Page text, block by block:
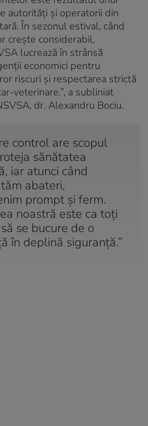
autorități și operatorii din
În sezonul estival, când
crește considerabil,
lucrează în strânsă
economici pentru
riscuri și respectarea strictă
veterinare.”, a subliniat
dr. Alexandru Bociu.
control are scopul
sănătatea
iar atunci când
abateri,
prompt şi ferm.
noastră este ca toţi
se bucure de o
în deplină siguranţă.”